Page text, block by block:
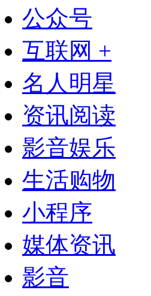
公众号
互联网 +
名人明星
资讯阅读
影音娱乐
生活购物
小程序
媒体资讯
影音